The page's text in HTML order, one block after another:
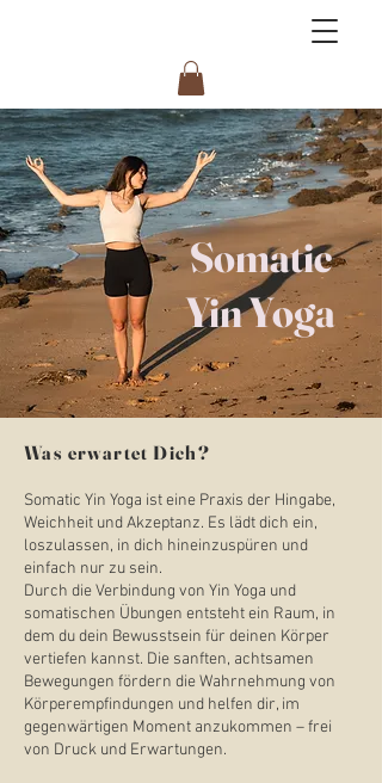
Somatic
Yin Yoga
Was erwartet Dich?
Somatic Yin Yoga ist eine Praxis der Hingabe,
Weichheit und Akzeptanz. Es lädt dich ein,
loszulassen, in dich hineinzuspüren und
einfach nur zu sein.
Durch die Verbindung von Yin Yoga und
somatischen Übungen entsteht ein Raum, in
dem du dein Bewusstsein für deinen Körper
vertiefen kannst. Die sanften, achtsamen
Bewegungen fördern die Wahrnehmung von
Körperempfindungen und helfen dir, im
gegenwärtigen Moment anzukommen – frei
von Druck und Erwartungen.